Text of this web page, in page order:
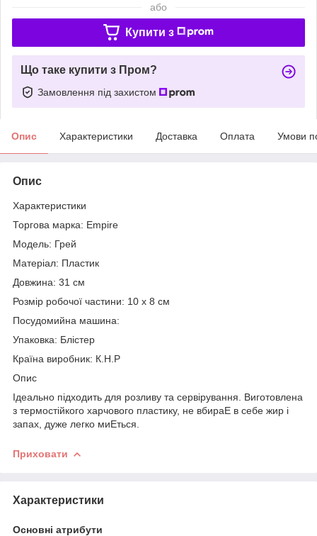
або
Купити з
Що таке купити з Пром?
Замовлення під захистом
Опис Характеристики Доставка Оплата Умови
Опис
Характеристики
Торгова марка: Empire
Модель: Грей
Матеріал: Пластик
Довжина: 31 см
Розмір робочої частини: 10 х 8 см
Посудомийна машина:
Упаковка: Блістер
Країна виробник: К.Н.Р
Опис
Ідеально підходить для розливу та сервірування. Виготовлена
з термостійкого харчового пластику, не вбираЕ в себе жир і
запах, дуже легко миЕться.
Приховати
Характеристики
Основні атрибути